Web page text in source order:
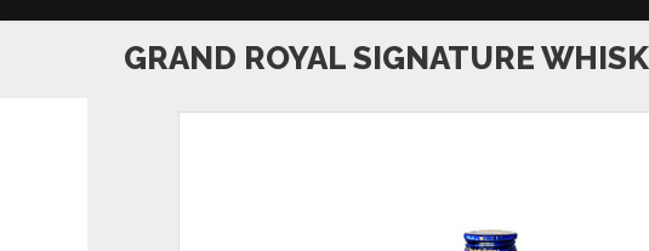
GRAND ROYAL SIGNATURE